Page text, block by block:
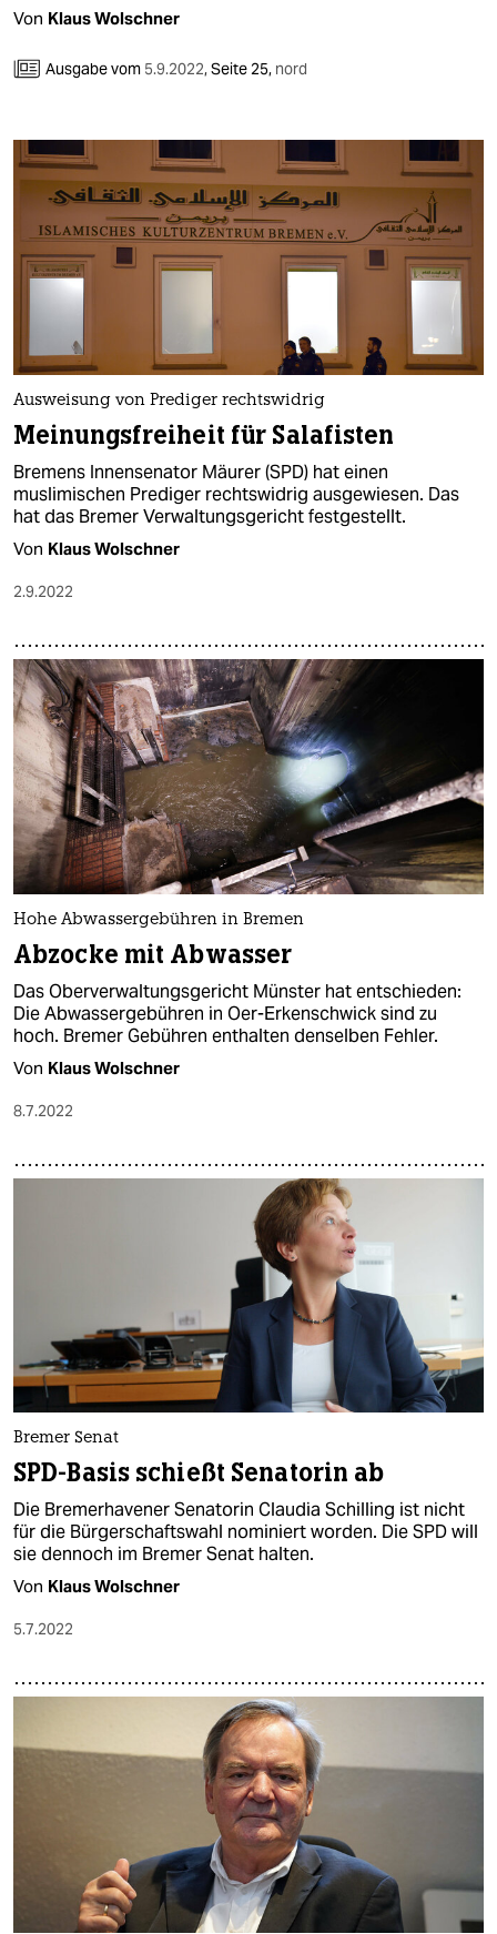
Von Klaus Wolschner
Ausgabe vom 5.9.2022,Seite 25, nord
Ausweisung von Prediger rechtswidrig
Meinungsfreiheit für Salafisten
Bremens Innensenator Mäurer (SPD) hat einen
muslimischen Prediger rechtswidrig ausgewiesen. Das
hat das Bremer Verwaltungsgericht festgestellt.
Von Klaus Wolschner
2.9.2022
Hohe Abwassergebühren in Bremen
Abzocke mit Abwasser
Das Oberverwaltungsgericht Münster hat entschieden:
Die Abwassergebühren in Oer-Erkenschwick sind zu
hoch. Bremer Gebühren enthalten denselben Fehler.
Von Klaus Wolschner
8.7.2022
Bremer Senat
SPD-Basis schießt Senatorin ab
Die Bremerhavener Senatorin Claudia Schilling ist nicht
für die Bürgerschaftswahl nominiert worden. Die SPD will
sie dennoch im Bremer Senat halten.
Von Klaus Wolschner
5.7.2022